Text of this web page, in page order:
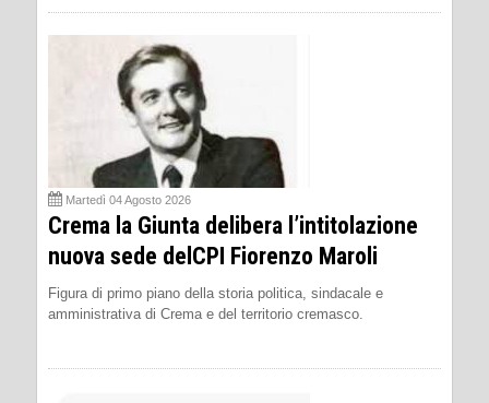
Martedì 04 Agosto 2026
Crema la Giunta delibera l’intitolazione
nuova sede delCPI Fiorenzo Maroli
Figura di primo piano della storia politica, sindacale e
amministrativa di Crema e del territorio cremasco.